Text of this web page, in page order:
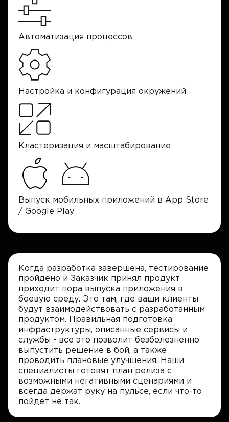
Автоматизация процессов
Настройка и конфигурация окружений
Кластеризация и масштабирование
Выпуск мобильных приложений в App Store
/ Google Play
Когда разработка завершена, тестирование
пройдено и Заказчик принял продукт
приходит пора выпуска приложения в
боевую среду. Это там, где ваши клиенты
будут взаимодействовать с разработанным
продуктом. Правильная подготовка
инфраструктуры, описанные сервисы и
службы - все это позволит безболезненно
выпустить решение в бой, а также
проводить плановые улучшения. Наши
специалисты готовят план релиза с
возможными негативными сценариями и
всегда держат руку на пульсе, если что-то
пойдет не так.